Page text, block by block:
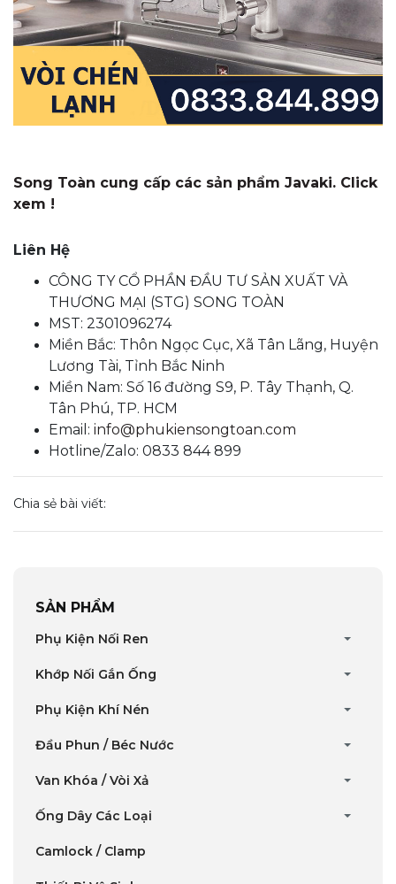
Song Toàn cung cấp các sản phẩm Javaki. Click
xem !
Liên Hệ
CÔNG TY CỔ PHẦN ĐẦU TƯ SẢN XUẤT VÀ
THƯƠNG MẠI (STG) SONG TOÀN
MST: 2301096274
Miền Bắc: Thôn Ngọc Cục, Xã Tân Lãng, Huyện
Lương Tài, Tỉnh Bắc Ninh
Miền Nam: Số 16 đường S9, P. Tây Thạnh, Q.
Tân Phú, TP. HCM
Email: info@phukiensongtoan.com
Hotline/Zalo: 0833 844 899
Chia sẻ bài viết:
SẢN PHẨM
Phụ Kiện Nối Ren
Khớp Nối Gắn Ống
Phụ Kiện Khí Nén
Đầu Phun / Béc Nước
Van Khóa / Vòi Xả
Ống Dây Các Loại
Camlock / Clamp